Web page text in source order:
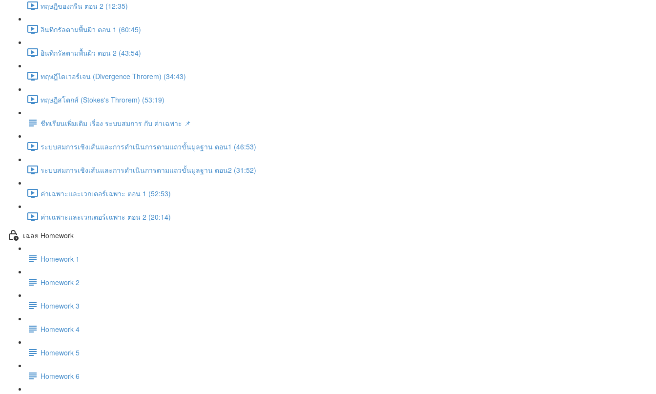
ทฤษฎีของกรีน ตอน 2 (12:35)
อินทิกรัลตามพื้นผิว ตอน 1 (60:45)
อินทิกรัลตามพื้นผิว ตอน 2 (43:54)
ทฤษฎีไดเวอร์เจน (Divergence Throrem) (34:43)
ทฤษฎีสโตกส์ (Stokes's Throrem) (53:19)
ชีทเรียนเพิ่มเติม เรื่อง ระบบสมการ กับ ค่าเฉพาะ 📌
ระบบสมการเชิงเส้นและการดำเนินการตามแถวขั้นมูลฐาน ตอน1 (46:53)
ระบบสมการเชิงเส้นและการดำเนินการตามแถวขั้นมูลฐาน ตอน2 (31:52)
ค่าเฉพาะและเวกเตอร์เฉพาะ ตอน 1 (52:53)
ค่าเฉพาะและเวกเตอร์เฉพาะ ตอน 2 (20:14)
เฉลย Homework
Homework 1
Homework 2
Homework 3
Homework 4
Homework 5
Homework 6